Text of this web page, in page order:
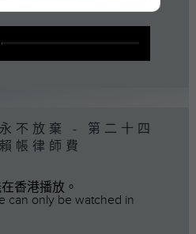
不放棄 - 第二十四
帳律師費
香港播放。
can only be watched in